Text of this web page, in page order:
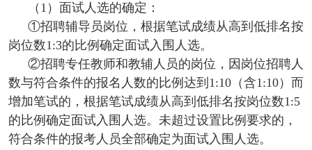
（1）面试人选的确定：
①招聘辅导员岗位，根据笔试成绩从高到低排名按
岗位数1:3的比例确定面试入围人选。
②招聘专任教师和教辅人员的岗位，因岗位招聘人
数与符合条件的报名人数的比例达到1:10（含1:10）而
增加笔试的，根据笔试成绩从高到低排名按岗位数1:5
的比例确定面试入围人选。未超过设置比例要求的，
符合条件的报考人员全部确定为面试入围人选。